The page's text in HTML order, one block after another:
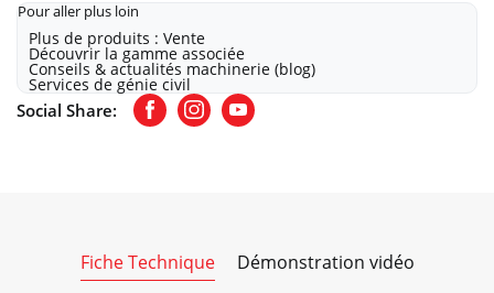
Pour aller plus loin
Plus de produits : Vente
Découvrir la gamme associée
Conseils & actualités machinerie (blog)
Services de génie civil
Social Share: FacebookInstagramYoutube
Fiche Technique
Démonstration vidéo